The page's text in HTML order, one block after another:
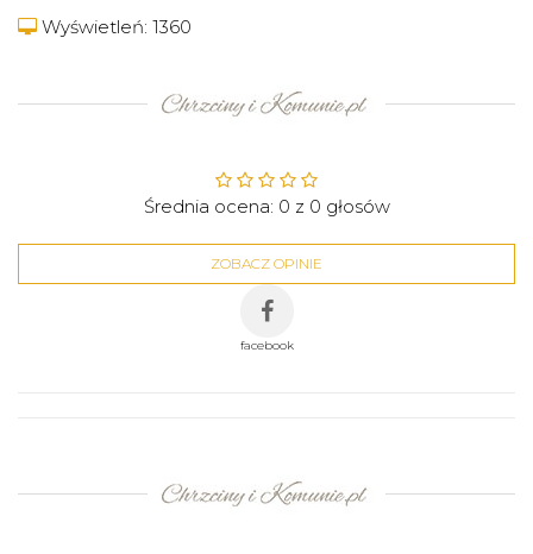
Wyświetleń: 1360
Średnia ocena: 0 z 0 głosów
ZOBACZ OPINIE
facebook